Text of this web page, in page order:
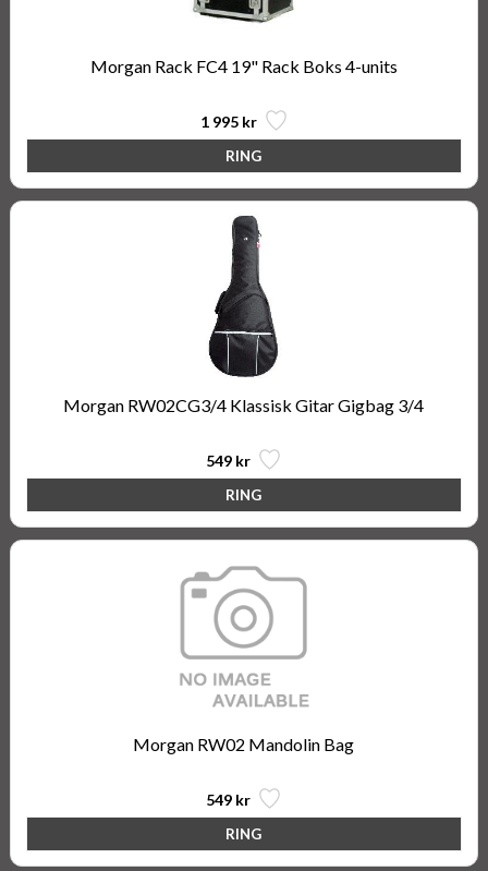
Morgan Rack FC4 19" Rack Boks 4-units
1 995 kr
Morgan RW02CG3/4 Klassisk Gitar Gigbag 3/4
549 kr
Morgan RW02 Mandolin Bag
549 kr